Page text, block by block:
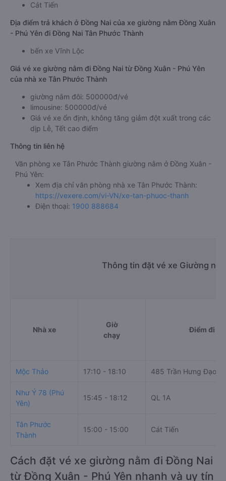
Cát Tiến
Địa điểm trả khách ở Đồng Nai của xe giường nằm Đồng Xuân
- Phú Yên đi Đồng Nai Tân Phước Thành
bến xe Vĩnh Lộc
Giá vé xe giường nằm đi Đồng Nai từ Đồng Xuân - Phú Yên
của nhà xe Tân Phước Thành
giường nằm đôi: 500000đ/vé
limousine: 500000đ/vé
Giá vé xe ổn định, không tăng giảm đột xuất trong các
dịp Lễ, Tết cao điểm
Thông tin liên hệ
Văn phòng xe Tân Phước Thành giường nằm ở Đồng Xuân -
Phú Yên:
Xem địa chỉ văn phòng nhà xe Tân Phước Thành:
https://vexere.com/vi-VN/xe-tan-phuoc-thanh
Điện thoại: 1900 888684
Thông tin đặt vé xe Giường
Nhà xe
Giờ
chạy
Điểm đi
Mộc Thảo 17:10 - 18:10 485 Trần Hưng Đạo
Như Ý 78 (Phú
Yên)
15:45 - 18:12 QL 1A
Tân Phước
Thành
15:00 - 15:00 Cát Tiến
Cách đặt vé xe giường nằm đi Đồng Nai
từ Đồng Xuân - Phú Yên nhanh và uy tín